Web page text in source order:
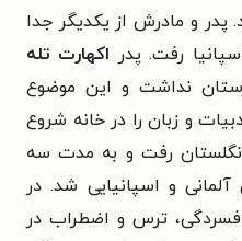
پدر و مادرش از یکدیگر جدا
رفت. پدر اکهارت تله
نداشت و این موضوع
و زبان را در خانه شروع
رفت و به مدت سه
و اسپانیایی شد. در
ترس و اضطراب در